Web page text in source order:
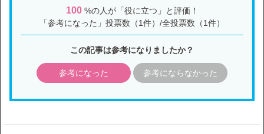
100%の人が「役に立つ」と評価！
「参考になった」投票数（1件）/全投票数（1件）
この記事は参考になりましたか？
参考になった 参考にならなかった